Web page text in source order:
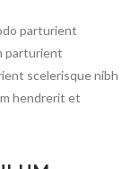
parturient
parturient
scelerisque nibh
hendrerit et